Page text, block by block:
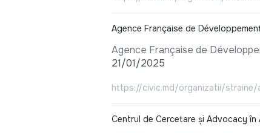
Agence Française de
Agence Française de
21/01/2025
https://civic.md/organizatii/straine/
Centrul de Cercetare și Advocacy în